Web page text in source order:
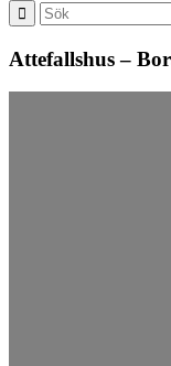
Attefallshus –